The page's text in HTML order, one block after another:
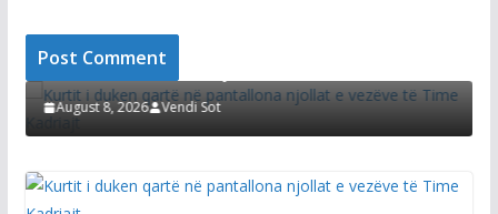
Kurtit i duken qartë në pantallona njollat e
vezëve të Time Kadriajt
August 8, 2026 Vendi Sot